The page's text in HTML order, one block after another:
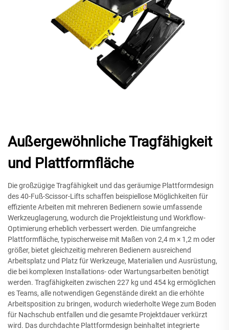
Außergewöhnliche Tragfähigkeit
und Plattformfläche
Die großzügige Tragfähigkeit und das geräumige Plattformdesign
des 40-Fuß-Scissor-Lifts schaffen beispiellose Möglichkeiten für
effiziente Arbeiten mit mehreren Bedienern sowie umfassende
Werkzeuglagerung, wodurch die Projektleistung und Workflow-
Optimierung erheblich verbessert werden. Die umfangreiche
Plattformfläche, typischerweise mit Maßen von 2,4 m × 1,2 m oder
größer, bietet gleichzeitig mehreren Bedienern ausreichend
Arbeitsplatz und Platz für Werkzeuge, Materialien und Ausrüstung,
die bei komplexen Installations- oder Wartungsarbeiten benötigt
werden. Tragfähigkeiten zwischen 227 kg und 454 kg ermöglichen
es Teams, alle notwendigen Gegenstände direkt an die erhöhte
Arbeitsposition zu bringen, wodurch wiederholte Wege zum Boden
für Nachschub entfallen und die gesamte Projektdauer verkürzt
wird. Das durchdachte Plattformdesign beinhaltet integrierte